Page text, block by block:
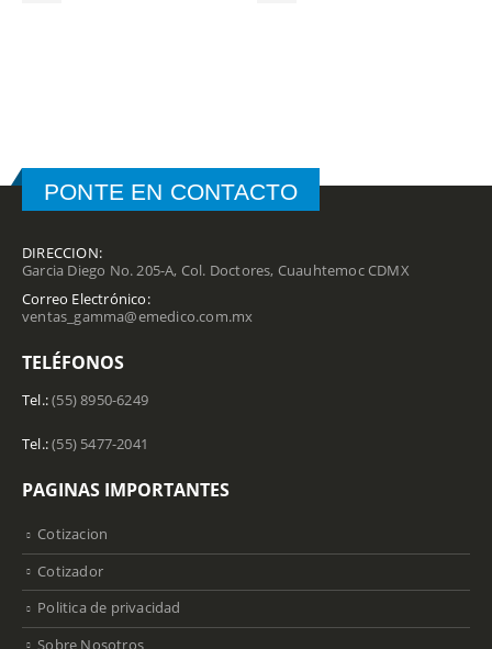
PONTE EN CONTACTO
DIRECCION:
Garcia Diego No. 205-A, Col. Doctores, Cuauhtemoc CDMX
Correo Electrónico:
ventas_gamma@emedico.com.mx
TELÉFONOS
Tel.:(55) 8950-6249
Tel.:(55) 5477-2041
PAGINAS IMPORTANTES
Cotizacion
Cotizador
Politica de privacidad
Sobre Nosotros